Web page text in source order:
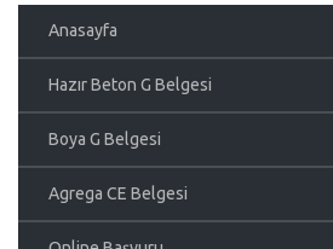
Anasayfa
Hazır Beton G Belgesi
Boya G Belgesi
Agrega CE Belgesi